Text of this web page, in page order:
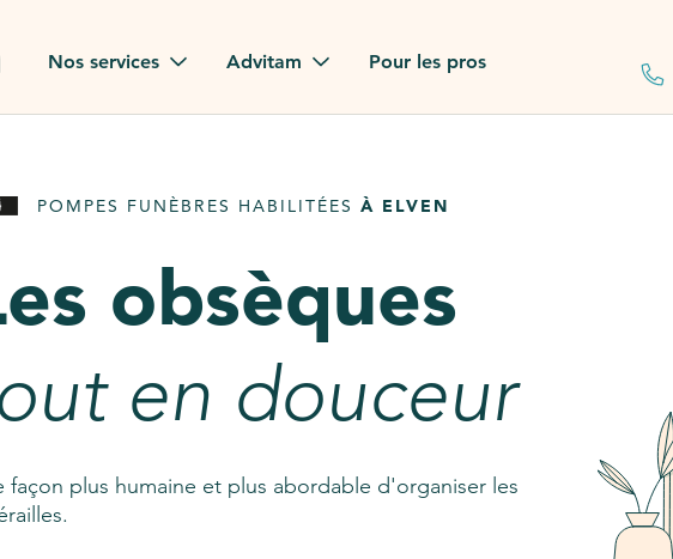
Nos services
Rapatriement à
Pierre tombale
AssistGPT
Nos services en plus
Advitam
Advitam dans la presse
Consultez notre FAQ
Pour les pros
POMPES FUNÈBRES HABILITÉES À ELVEN
obsèques
en douceur
façon plus humaine et plus abordable d'organiser les